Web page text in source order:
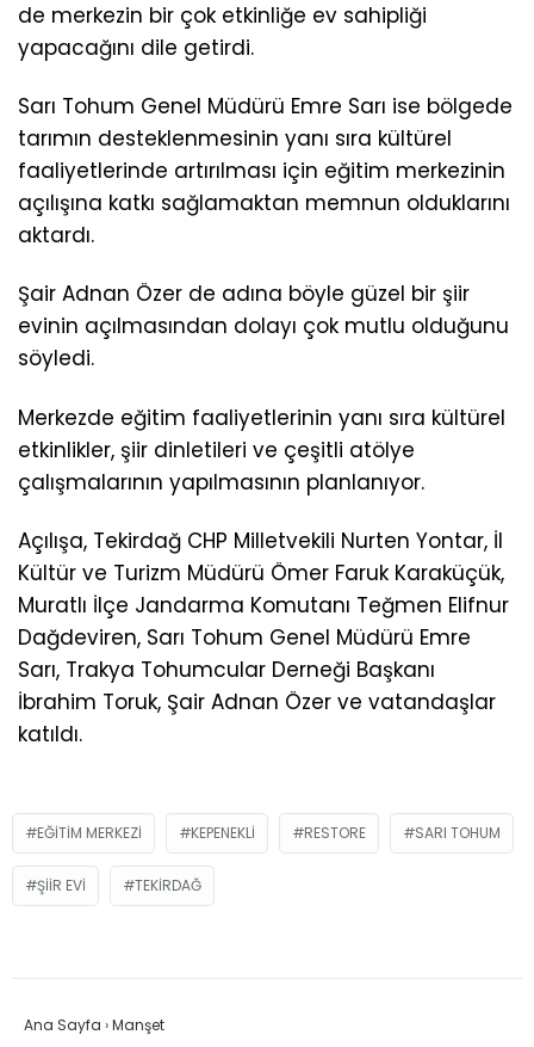
de merkezin bir çok etkinliğe ev sahipliği
yapacağını dile getirdi.
Sarı Tohum Genel Müdürü Emre Sarı ise bölgede
tarımın desteklenmesinin yanı sıra kültürel
faaliyetlerinde artırılması için eğitim merkezinin
açılışına katkı sağlamaktan memnun olduklarını
aktardı.
Şair Adnan Özer de adına böyle güzel bir şiir
evinin açılmasından dolayı çok mutlu olduğunu
söyledi.
Merkezde eğitim faaliyetlerinin yanı sıra kültürel
etkinlikler, şiir dinletileri ve çeşitli atölye
çalışmalarının yapılmasının planlanıyor.
Açılışa, Tekirdağ CHP Milletvekili Nurten Yontar, İl
Kültür ve Turizm Müdürü Ömer Faruk Karaküçük,
Muratlı İlçe Jandarma Komutanı Teğmen Elifnur
Dağdeviren, Sarı Tohum Genel Müdürü Emre
Sarı, Trakya Tohumcular Derneği Başkanı
İbrahim Toruk, Şair Adnan Özer ve vatandaşlar
katıldı.
EĞITIM MERKEZI KEPENEKLI RESTORE SARI TOHUM
ŞIIR EVI TEKIRDAĞ
Ana Sayfa ›Manşet